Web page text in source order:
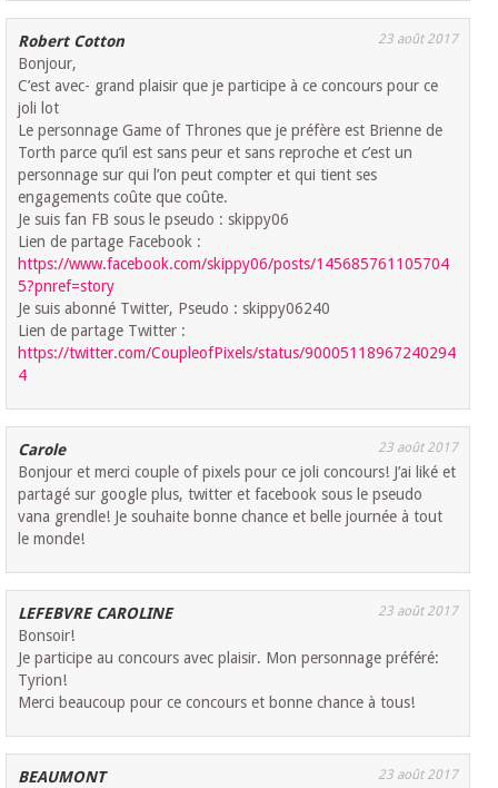
Robert Cotton 23 août 2017
Bonjour,
C’est avec- grand plaisir que je participe à ce concours pour ce
joli lot
Le personnage Game of Thrones que je préfère est Brienne de
Torth parce qu’il est sans peur et sans reproche et c’est un
personnage sur qui l’on peut compter et qui tient ses
engagements coûte que coûte.
Je suis fan FB sous le pseudo : skippy06
Lien de partage Facebook :
https://www.facebook.com/skippy06/posts/145685761105704
5?pnref=story
Je suis abonné Twitter, Pseudo : skippy06240
Lien de partage Twitter :
https://twitter.com/CoupleofPixels/status/90005118967240294
4
Carole 23 août 2017
Bonjour et merci couple of pixels pour ce joli concours! J’ai liké et
partagé sur google plus, twitter et facebook sous le pseudo
vana grendle! Je souhaite bonne chance et belle journée à tout
le monde!
LEFEBVRE CAROLINE 23 août 2017
Bonsoir!
Je participe au concours avec plaisir. Mon personnage préféré:
Tyrion!
Merci beaucoup pour ce concours et bonne chance à tous!
BEAUMONT 23 août 2017